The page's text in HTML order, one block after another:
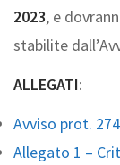
2023, e
stabilite
ALLEGATI:
Avviso prot.
Allegato 1 –